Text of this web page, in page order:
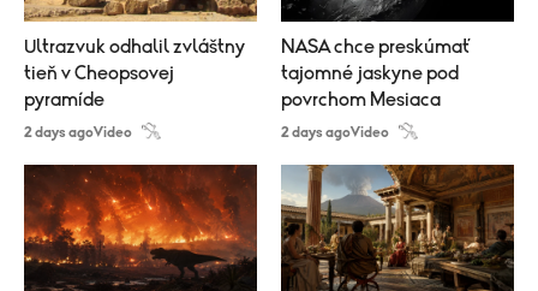
Ultrazvuk odhalil zvláštny
tieň v Cheopsovej
pyramíde
2 days agoVideo
NASA chce preskúmať
tajomné jaskyne pod
povrchom Mesiaca
2 days agoVideo